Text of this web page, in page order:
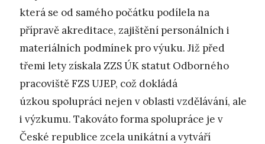
která se od samého počátku podílela na
přípravě akreditace, zajištění personálních i
materiálních podmínek pro výuku. Již před
třemi lety získala ZZS ÚK statut Odborného
pracoviště FZS UJEP, což dokládá
úzkou spolupráci nejen v oblasti vzdělávání, ale
i výzkumu. Takováto forma spolupráce je v
České republice zcela unikátní a vytváří